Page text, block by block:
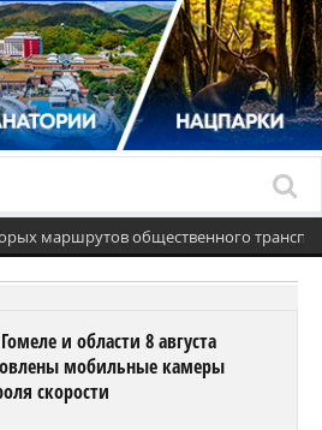
маршрутов общественного
и области 8 августа
мобильные камеры
скорости